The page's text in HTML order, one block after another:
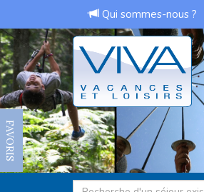
Qui sommes-nous ?
FAVORIS